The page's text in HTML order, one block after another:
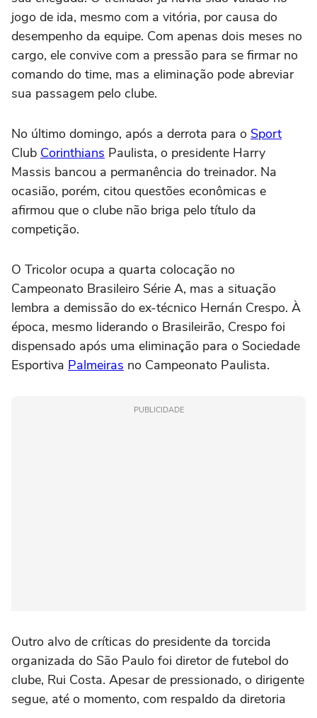
jogo de ida, mesmo com a vitória, por causa do
desempenho da equipe. Com apenas dois meses no
cargo, ele convive com a pressão para se firmar no
comando do time, mas a eliminação pode abreviar
sua passagem pelo clube.
No último domingo, após a derrota para o Sport
Club Corinthians Paulista, o presidente Harry
Massis bancou a permanência do treinador. Na
ocasião, porém, citou questões econômicas e
afirmou que o clube não briga pelo título da
competição.
O Tricolor ocupa a quarta colocação no
Campeonato Brasileiro Série A, mas a situação
lembra a demissão do ex-técnico Hernán Crespo. À
época, mesmo liderando o Brasileirão, Crespo foi
dispensado após uma eliminação para o Sociedade
Esportiva Palmeiras no Campeonato Paulista.
PUBLICIDADE
Outro alvo de críticas do presidente da torcida
organizada do São Paulo foi diretor de futebol do
clube, Rui Costa. Apesar de pressionado, o dirigente
segue, até o momento, com respaldo da diretoria